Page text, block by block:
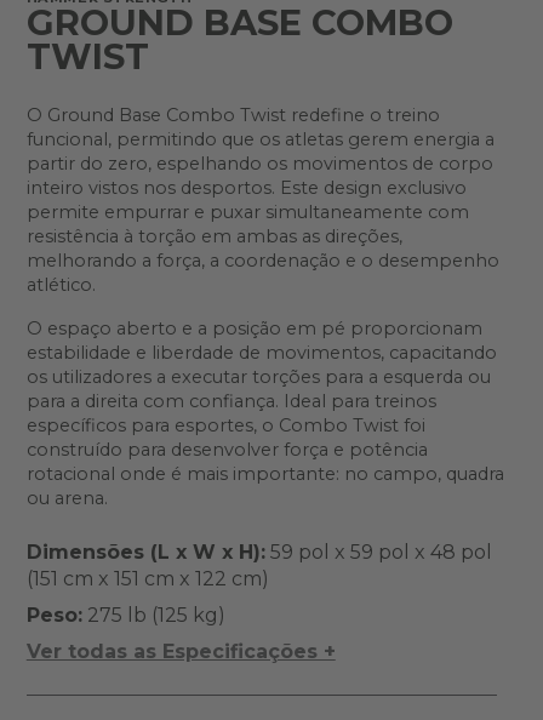
GROUND BASE COMBO
TWIST
O Ground Base Combo Twist redefine o treino
funcional, permitindo que os atletas gerem energia a
partir do zero, espelhando os movimentos de corpo
inteiro vistos nos desportos. Este design exclusivo
permite empurrar e puxar simultaneamente com
resistência à torção em ambas as direções,
melhorando a força, a coordenação e o desempenho
atlético.
O espaço aberto e a posição em pé proporcionam
estabilidade e liberdade de movimentos, capacitando
os utilizadores a executar torções para a esquerda ou
para a direita com confiança. Ideal para treinos
específicos para esportes, o Combo Twist foi
construído para desenvolver força e potência
rotacional onde é mais importante: no campo, quadra
ou arena.
Dimensões (L x W x H):59 pol x 59 pol x 48 pol
(151 cm x 151 cm x 122 cm)
Peso:275 lb (125 kg)
Ver todas as Especificações +